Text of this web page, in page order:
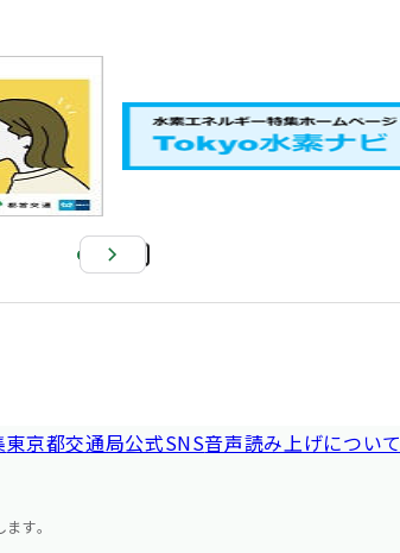
Pa
東京都交通局公式SNS音声読み上げについて
す。